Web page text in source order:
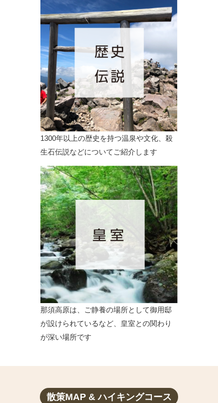
1300年以上の歴史を持つ温泉や文化、殺
生石伝説などについてご紹介します
那須高原は、ご静養の場所として御用邸
が設けられているなど、皇室との関わり
が深い場所です
散策MAP & ハイキングコース